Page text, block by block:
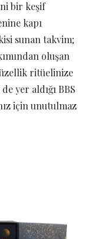
bir keşif
kapı
sunan takvim;
oluşan
ritüelinize
yer aldığı BBS
için unutulmaz